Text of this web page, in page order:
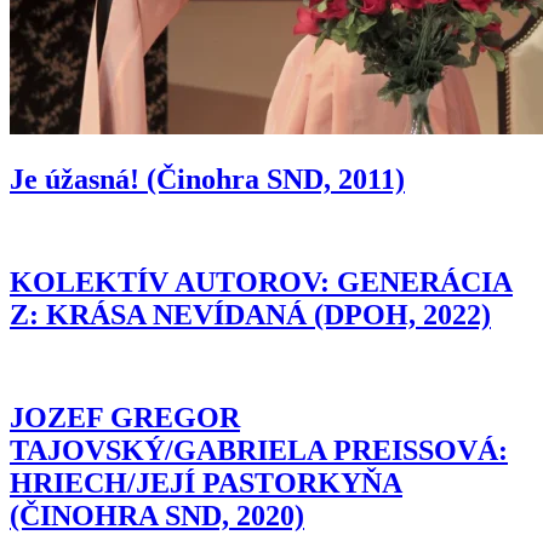
Je úžasná! (Činohra SND, 2011)
KOLEKTÍV AUTOROV: GENERÁCIA
Z: KRÁSA NEVÍDANÁ (DPOH, 2022)
JOZEF GREGOR
TAJOVSKÝ/GABRIELA PREISSOVÁ:
HRIECH/JEJÍ PASTORKYŇA
(ČINOHRA SND, 2020)